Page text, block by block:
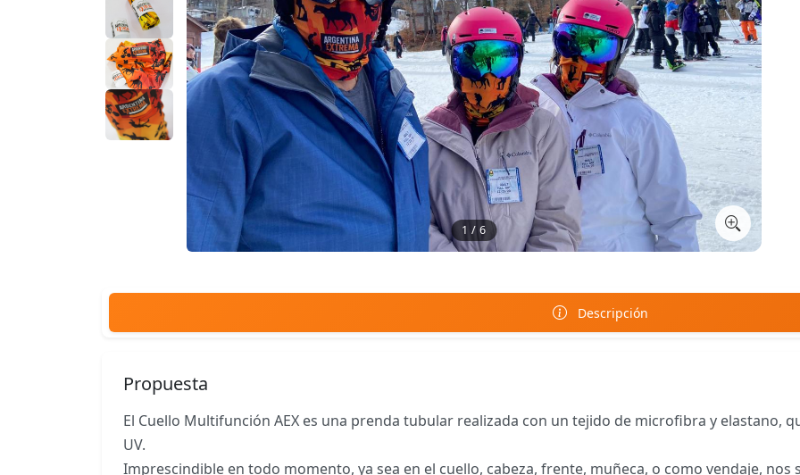
1 / 6
Descripción
Propuesta
El Cuello Multifunción AEX es una prenda tubular realizada con un tejido de microfibra y elastano,
UV.
Imprescindible en todo momento, ya sea en el cuello, cabeza, frente, muñeca, o como vendaje,